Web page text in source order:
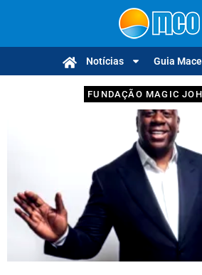
Notícias Guia
FUNDAÇÃO MAGIC